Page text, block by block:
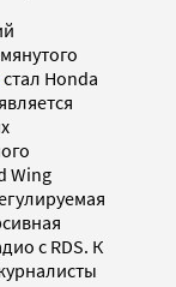
стал Honda
Wing
с RDS. К